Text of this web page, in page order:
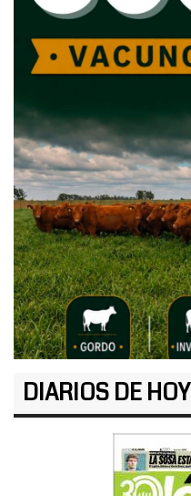
DIARIOS DE HOY